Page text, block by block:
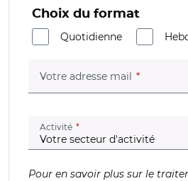
Choix du format
Quotidienne
Votre adresse mail (champ
Activité (champ obligatoire)
Pour en savoir plus sur le